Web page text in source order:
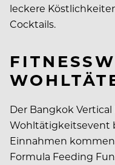
leckere
Cocktails.
Der Bangkok
Wohltätigkeitsevent
Einnahmen
Formula Feeding